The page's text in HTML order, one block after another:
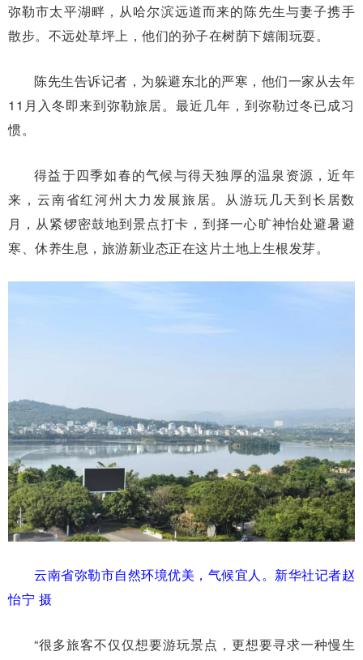
弥勒市太平湖畔，从哈尔滨远道而来的陈先生与妻子携手
散步。不远处草坪上，他们的孙子在树荫下嬉闹玩耍。
陈先生告诉记者，为躲避东北的严寒，他们一家从去年
11月入冬即来到弥勒旅居。最近几年，到弥勒过冬已成习
惯。
得益于四季如春的气候与得天独厚的温泉资源，近年
来，云南省红河州大力发展旅居。从游玩几天到长居数
月，从紧锣密鼓地到景点打卡，到择一心旷神怡处避暑避
寒、休养生息，旅游新业态正在这片土地上生根发芽。
云南省弥勒市自然环境优美，气候宜人。新华社记者赵
怡宁 摄
“很多旅客不仅仅想要游玩景点，更想要寻求一种慢生